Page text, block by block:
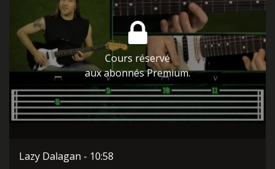
Cours réservé
aux abonnés Premium.
Lazy Dalagan - 10:58